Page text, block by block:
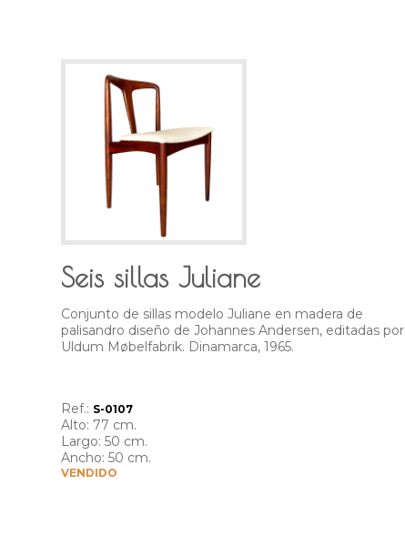
Seis sillas Juliane
Conjunto de sillas modelo Juliane en madera de
palisandro diseño de Johannes Andersen, editadas por
Uldum Møbelfabrik. Dinamarca, 1965.
Ref.: S-0107
Alto: 77 cm.
Largo:50 cm.
Ancho:50 cm.
VENDIDO